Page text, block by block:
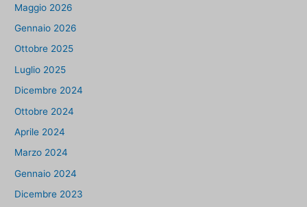
Maggio 2026
Gennaio 2026
Ottobre 2025
Luglio 2025
Dicembre 2024
Ottobre 2024
Aprile 2024
Marzo 2024
Gennaio 2024
Dicembre 2023